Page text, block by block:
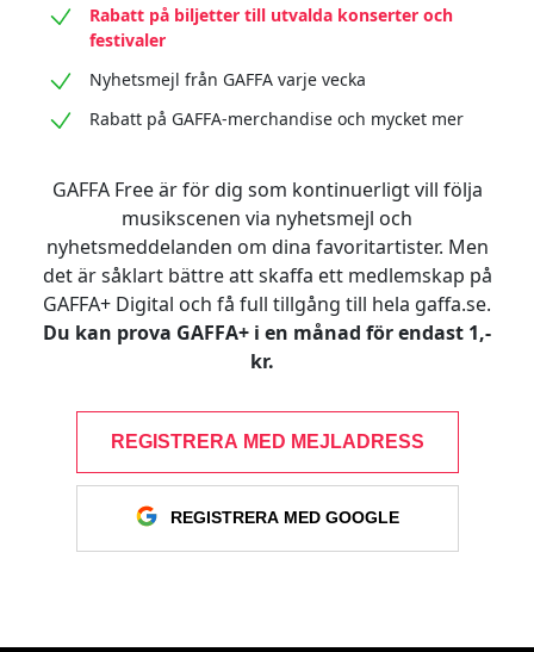
Rabatt på biljetter till utvalda konserter och
festivaler
Nyhetsmejl från GAFFA varje vecka
Rabatt på GAFFA-merchandise och mycket mer
GAFFA Free är för dig som kontinuerligt vill följa
musikscenen via nyhetsmejl och
nyhetsmeddelanden om dina favoritartister. Men
det är såklart bättre att skaffa ett medlemskap på
GAFFA+ Digital och få full tillgång till hela gaffa.se.
Du kan prova GAFFA+ i en månad för endast 1,-
kr.
REGISTRERA MED MEJLADRESS
REGISTRERA MED GOOGLE